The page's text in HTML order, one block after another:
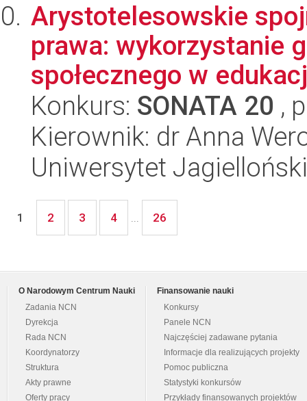
Arystotelesowskie
prawa: wykorzystanie
społecznego w
Konkurs: SONATA 20 ,
Kierownik: dr Anna
Uniwersytet Jagielloński
1 2 3 4 ... 26
O Narodowym Centrum Nauki
Zadania NCN
Dyrekcja
Rada NCN
Koordynatorzy
Struktura
Akty prawne
Oferty pracy
Finansowanie nauki
Konkursy
Panele NCN
Najczęściej zadawane pytania
Informacje dla realizujących projekty
Pomoc publiczna
Statystyki konkursów
Przykłady finansowanych projektów